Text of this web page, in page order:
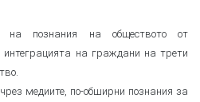
познания на обществото от
на граждани на трети
медиите, по-обширни познания за